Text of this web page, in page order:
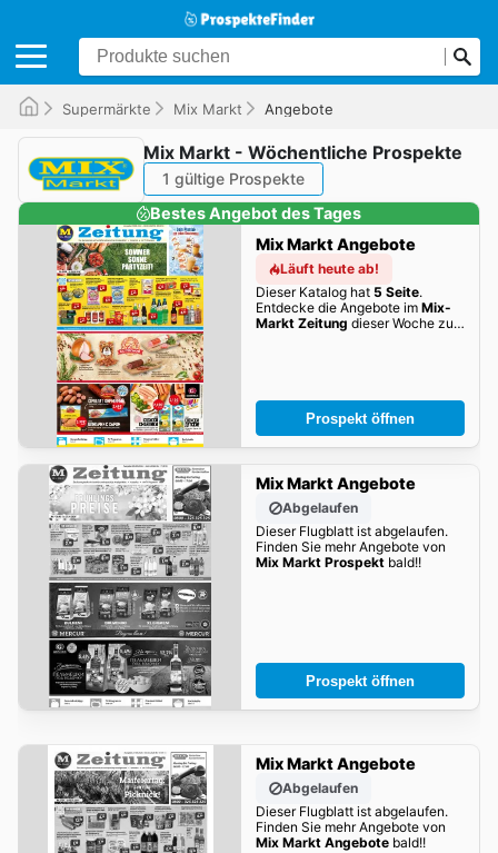
Supermärkte Mix Markt Angebote
Mix Markt - Wöchentliche Prospekte
1 gültige Prospekte
Bestes Angebot des Tages
Mix Markt Angebote
Läuft heute ab!
Dieser Katalog hat 5 Seite.
Entdecke die Angebote im Mix-
Markt Zeitung dieser Woche zum
Prospekt öffnen
Mix Markt Angebote
Abgelaufen
Dieser Flugblatt ist abgelaufen.
Finden Sie mehr Angebote von
Mix Markt Prospektbald!!
Prospekt öffnen
Mix Markt Angebote
Abgelaufen
Dieser Flugblatt ist abgelaufen.
Finden Sie mehr Angebote von
Mix Markt Angebotebald!!